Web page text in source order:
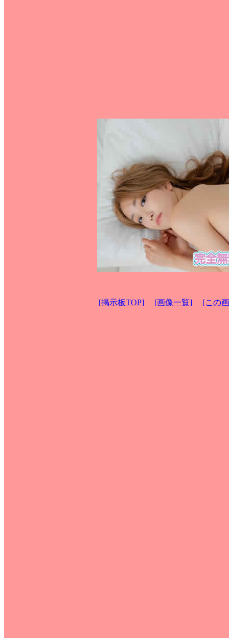
[掲示板TOP] [画像一覧] [この